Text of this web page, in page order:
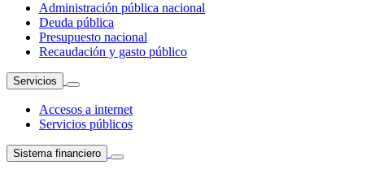
Administración pública nacional
Deuda pública
Presupuesto nacional
Recaudación y gasto público
Servicios
Accesos a internet
Servicios públicos
Sistema financiero